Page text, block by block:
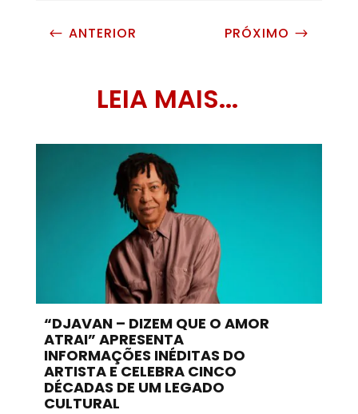
# ANTERIOR PRÓXIMO $
LEIA MAIS...
“DJAVAN – DIZEM QUE O AMOR
ATRAI” APRESENTA
INFORMAÇÕES INÉDITAS DO
ARTISTA E CELEBRA CINCO
DÉCADAS DE UM LEGADO
CULTURAL